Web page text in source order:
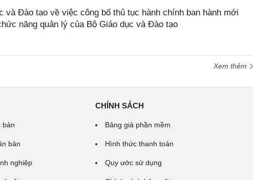
Đào tạo về việc công bố thủ tục hành chính ban hành mới
năng quản lý của Bộ Giáo dục và Đào tạo
Xem thêm
bản
bản
nghiệp
CHÍNH SÁCH
Bảng giá phần mềm
Hình thức thanh toán
Quy ước sử dụng